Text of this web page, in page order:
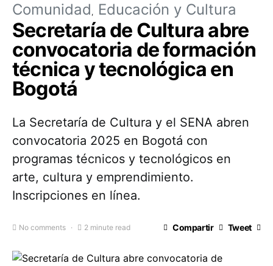
Comunidad Educación y Cultura
Secretaría de Cultura abre
convocatoria de formación
técnica y tecnológica en
Bogotá
La Secretaría de Cultura y el SENA abren
convocatoria 2025 en Bogotá con
programas técnicos y tecnológicos en
arte, cultura y emprendimiento.
Inscripciones en línea.
No comments 2 minute read Compartir Tweet